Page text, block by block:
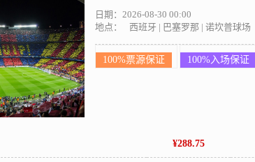
日期：2026-08-30 00:00
地点：
西班牙 | 巴塞罗那 | 诺坎普球场
100%票源保证 100%入场保证
¥288.75